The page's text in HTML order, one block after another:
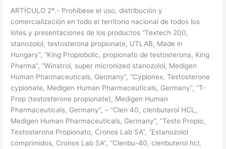
ARTÍCULO 2º.- Prohíbese el uso, distribución y
comercialización en todo el territorio nacional de todos los
lotes y presentaciones de los productos “Textech 200,
stanozolol, testosterona propionate, UTLAB, Made in
Hungary”, “King Propiobolic, propionato de testosterona, King
Pharma”, “Winstrol, super micronized stanozolol, Medigen
Human Pharmaceuticals, Germany”, “Cypionex, Testosterone
cypionate, Medigen Human Pharmaceuticals, Germany”, “T-
Prop (testosterone propionate), Medigen Human
Pharmaceuticals, Germany”, – “Clen 40, clenbuterol HCL,
Medigen Human Pharmaceuticals, Germany”, “Testo Propio,
Testosterona Propionato, Cronos Lab SA”, “Estanozolol
comprimidos, Cronos Lab SA”, “Clenbu-40, clenbuterol hcl,